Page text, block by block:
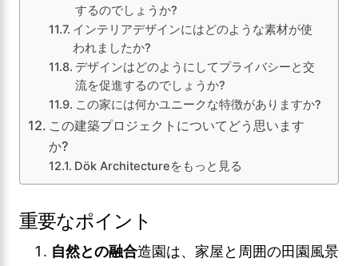
するのでしょうか?
インテリアデザインにはどのような素材が使
われましたか?
デザインはどのようにしてプライバシーと交
流を促進するのでしょうか?
この家には何かユニークな特徴がありますか?
この建築プロジェクトについてどう思います
か?
Dök Architectureをもっと見る
重要なポイント
自然との融合造園は、家屋と周囲の田園風景